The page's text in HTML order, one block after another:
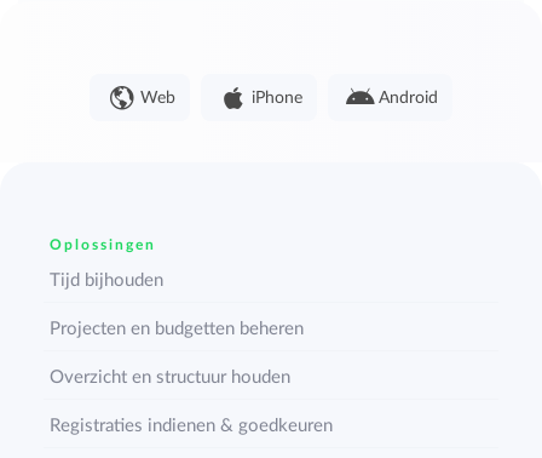
Web iPhone Android
Oplossingen
Tijd bijhouden
Projecten en budgetten beheren
Overzicht en structuur houden
Registraties indienen & goedkeuren